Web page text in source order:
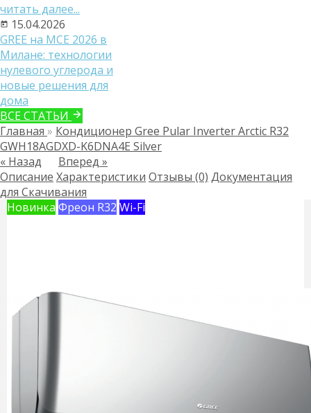
читать далее...
15.04.2026
GREE на MCE 2026 в
Милане: технологии
нулевого углерода и
новые решения для
дома
ВСЕ СТАТЬИ
Главная » Кондиционер Gree Pular Inverter Arctic R32
GWH18AGDXD-K6DNA4E Silver
« Назад
Вперед »
Описание Характеристики Отзывы (0) Документация
для Скачивания
Новинка Фреон R32 Wi-Fi